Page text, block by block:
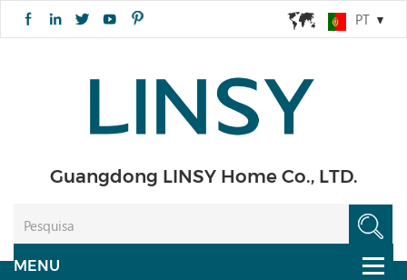
PT
Guangdong LINSY Home Co., LTD.